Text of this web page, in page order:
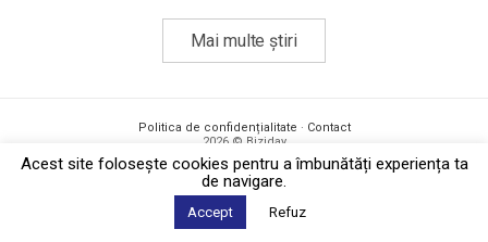
Mai multe știri
Politica de confidențialitate · Contact
2026 © Biziday
Acest site foloseşte cookies pentru a îmbunătăți experiența ta
de navigare.
Accept Refuz